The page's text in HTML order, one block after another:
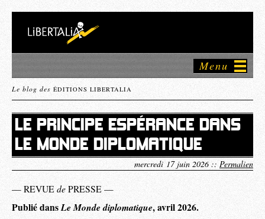
Menu
Le blog des ÉDITIONS LIBERTALIA
LE PRINCIPE ESPÉRANCE DANS
LE MONDE DIPLOMATIQUE
mercredi 17 juin 2026 :: Permalien
— REVUE de PRESSE —
Publié dansLe Monde diplomatique, avril 2026.